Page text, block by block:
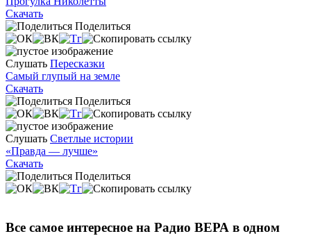
Скачать
Поделиться
Слушать Пересказки
Самый глупый на земле
Скачать
Поделиться
Слушать Светлые истории
«Правда — лучше»
Скачать
Поделиться
Все самое интересное на Радио ВЕРА в одном